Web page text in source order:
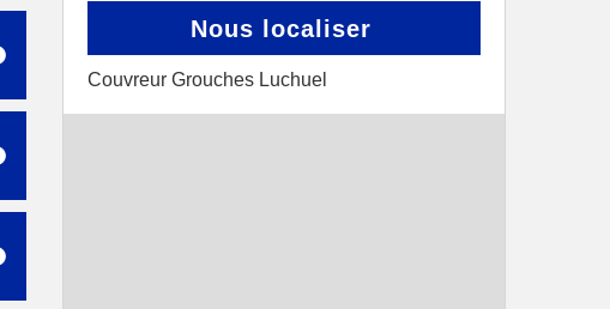
Nous localiser
Couvreur Grouches Luchuel